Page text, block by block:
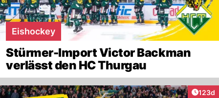
Eishockey
Stürmer-Import Victor Backman
verlässt den HC Thurgau
123d